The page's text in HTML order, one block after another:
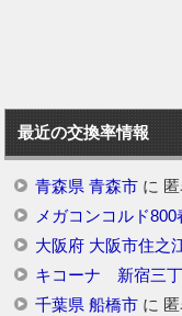
最近の交換率情報
青森県 青森市に
メガコンコルド800
大阪府 大阪市住之
キコーナ 新宿三
千葉県 船橋市に